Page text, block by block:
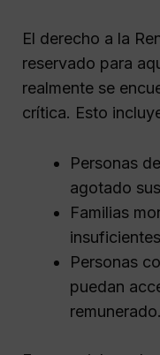
El derecho a la
reservado para
realmente se
crítica. Esto
Personas
agotado
Familias
Personas
puedan
remunerado.